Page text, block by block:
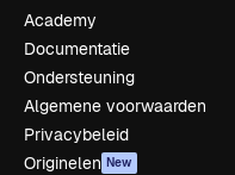
Academy
Documentatie
Ondersteuning
Algemene voorwaarden
Privacybeleid
Originelen New